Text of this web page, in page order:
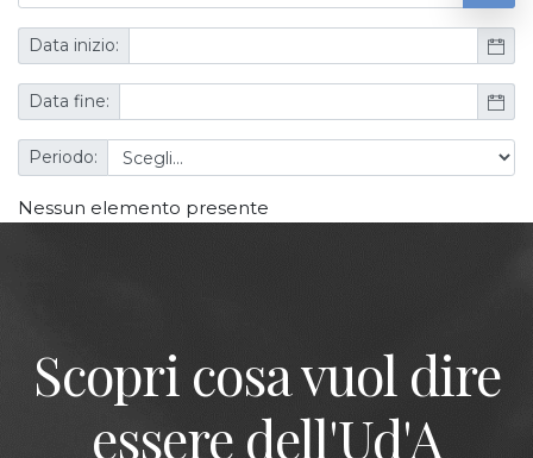
Data inizio:
Data fine:
Periodo:
Nessun elemento presente
Scopri cosa vuol dire
essere dell'Ud'A